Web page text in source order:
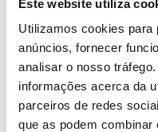
Este website utiliza
Utilizamos cookies para
anúncios, fornecer
analisar o nosso
informações acerca da
parceiros de redes
que as podem
Saiba mais
13.07.2026